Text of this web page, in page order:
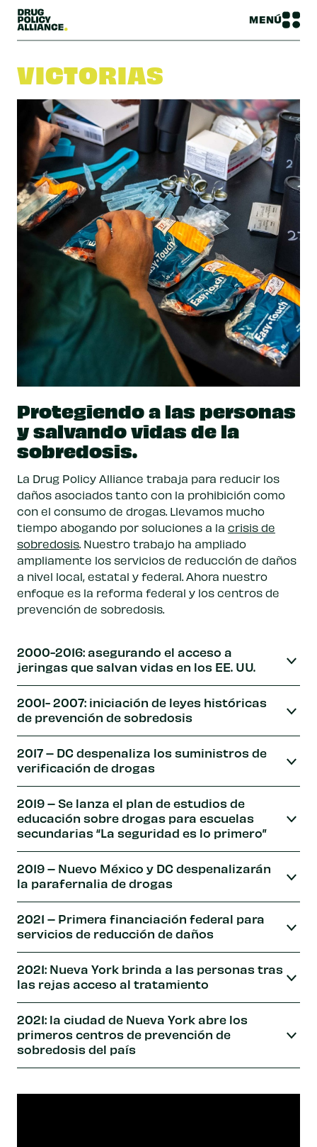
MENÚ
VICTORIAS
Protegiendo a las personas
y salvando vidas de la
sobredosis.
La Drug Policy Alliance trabaja para reducir los
daños asociados tanto con la prohibición como
con el consumo de drogas. Llevamos mucho
tiempo abogando por soluciones a la crisis de
sobredosis. Nuestro trabajo ha ampliado
ampliamente los servicios de reducción de daños
a nivel local, estatal y federal. Ahora nuestro
enfoque es la reforma federal y los centros de
prevención de sobredosis.
2000-2016: asegurando el acceso a
jeringas que salvan vidas en los EE. UU.
2001- 2007: iniciación de leyes históricas
de prevención de sobredosis
2017 – DC despenaliza los suministros de
verificación de drogas
2019 – Se lanza el plan de estudios de
educación sobre drogas para escuelas
secundarias “La seguridad es lo primero”
2019 – Nuevo México y DC despenalizarán
la parafernalia de drogas
2021 – Primera financiación federal para
servicios de reducción de daños
2021: Nueva York brinda a las personas tras
las rejas acceso al tratamiento
2021: la ciudad de Nueva York abre los
primeros centros de prevención de
sobredosis del país